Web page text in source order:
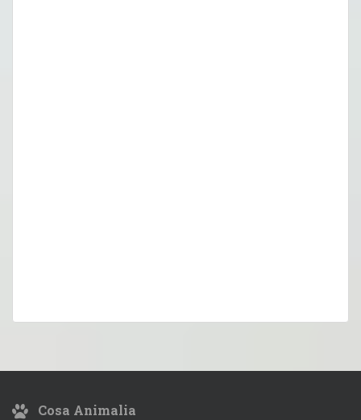
Cosa Animalia